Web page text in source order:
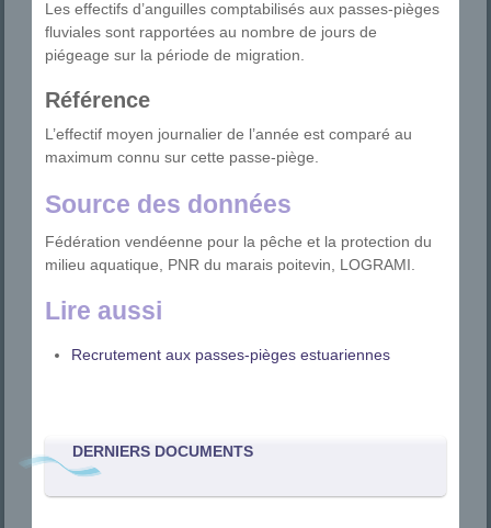
Les effectifs d’anguilles comptabilisés aux passes-pièges
fluviales sont rapportées au nombre de jours de
piégeage sur la période de migration.
Référence
L’effectif moyen journalier de l’année est comparé au
maximum connu sur cette passe-piège.
Source des données
Fédération vendéenne pour la pêche et la protection du
milieu aquatique, PNR du marais poitevin, LOGRAMI.
Lire aussi
Recrutement aux passes-pièges estuariennes
DERNIERS DOCUMENTS